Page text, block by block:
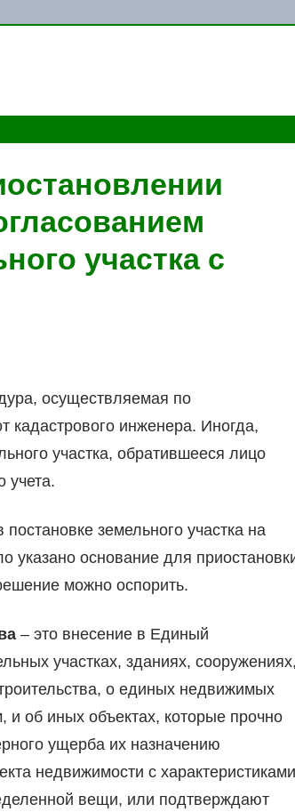
участка с
осуществляемая по
инженера. Иногда,
участка, обратившееся лицо
учета.
земельного участка на
указано основание для
можно оспорить.
– это внесение в Единый
участках, зданиях,
о единых недвижимых
об иных объектах, которые прочно
ущерба их назначению
недвижимости с
вещи, или подтверждают